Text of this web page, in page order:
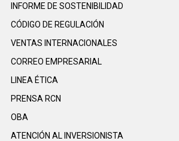
INFORME DE SOSTENIBILIDAD
CÓDIGO DE REGULACIÓN
VENTAS INTERNACIONALES
CORREO EMPRESARIAL
LINEA ÉTICA
PRENSA RCN
OBA
ATENCIÓN AL INVERSIONISTA